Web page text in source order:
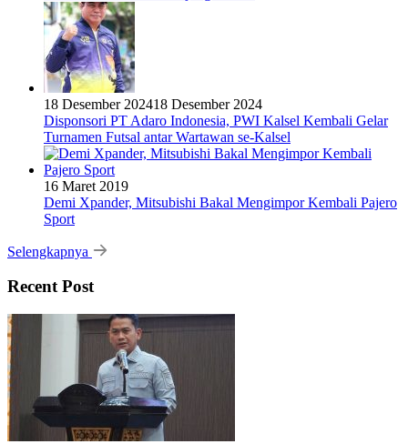
18 Desember 202418 Desember 2024
Disponsori PT Adaro Indonesia, PWI Kalsel Kembali Gelar
Turnamen Futsal antar Wartawan se-Kalsel
16 Maret 2019
Demi Xpander, Mitsubishi Bakal Mengimpor Kembali Pajero
Sport
Selengkapnya
Recent Post